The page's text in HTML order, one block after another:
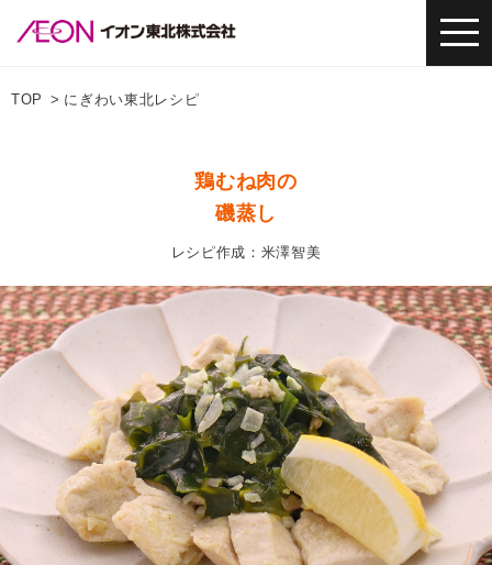
TOP にぎわい東北レシピ
鶏むね肉の
磯蒸し
レシピ作成：米澤智美